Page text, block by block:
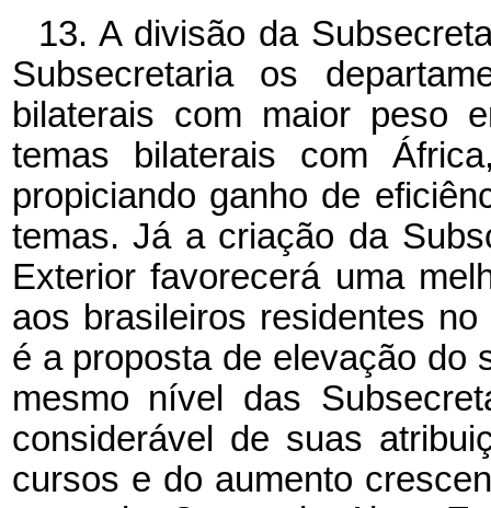
13. A divisão da
Subsecretaria os
bilaterais com maior peso
temas bilaterais com
propiciando ganho de
temas. Já a criação da
Exterior favorecerá uma
aos brasileiros residentes
é a proposta de elevação do
mesmo nível das
considerável de suas
cursos e do aumento